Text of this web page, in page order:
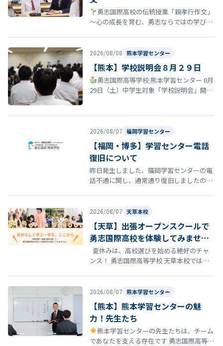
勇志国際高校の伝統授業「親孝行作文」
〜心の成長を育む、勇志ならではの学び〜
2026/08/08 熊本学習センター
【熊本】学校説明会８月２９日
勇志国際高等学校 熊本学習センター 8月
29日（土）中学生対象「学校説明会」開催
2026/08/07 福岡学習センター
【福岡・博多】学習センター電話
復旧について
昨日発生しました、福岡学習センターの電
話不通に関し、通常通り復旧しましたので
2026/08/07 天草本校
【天草】出張オープンスクールで
勇志国際高校を体験してみません
か？
夏休みは、高校選びを始める絶好のチャ
ンス！ 勇志国際高等学校 天草本校では、8
2026/08/07 熊本学習センター
【熊本】熊本学習センターの魅
力！先生たち
熊本学習センターの先生たちは、チーム
であなたを支える存在です 勇志国際高等学